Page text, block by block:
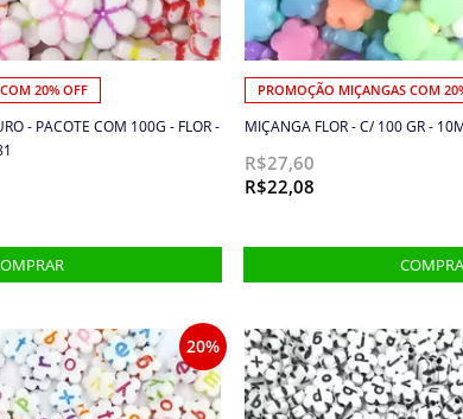
20% OFF
- PACOTE COM 100G - FLOR -
PROMOÇÃO MIÇANGAS COM
MIÇANGA FLOR - C/ 100 GR -
R$27,60
R$22,08
20%